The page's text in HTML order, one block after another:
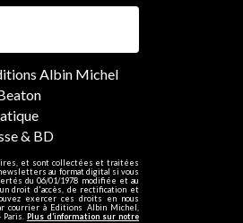
Albin Michel
& BD
et sont collectées et traitées
au format digital si vous
du 06/01/1978 modifiée et au
droit d'accès, de rectification et
exercer ces droits en nous
courrier à Editions Albin Michel,
Paris. Plus d’information sur notre